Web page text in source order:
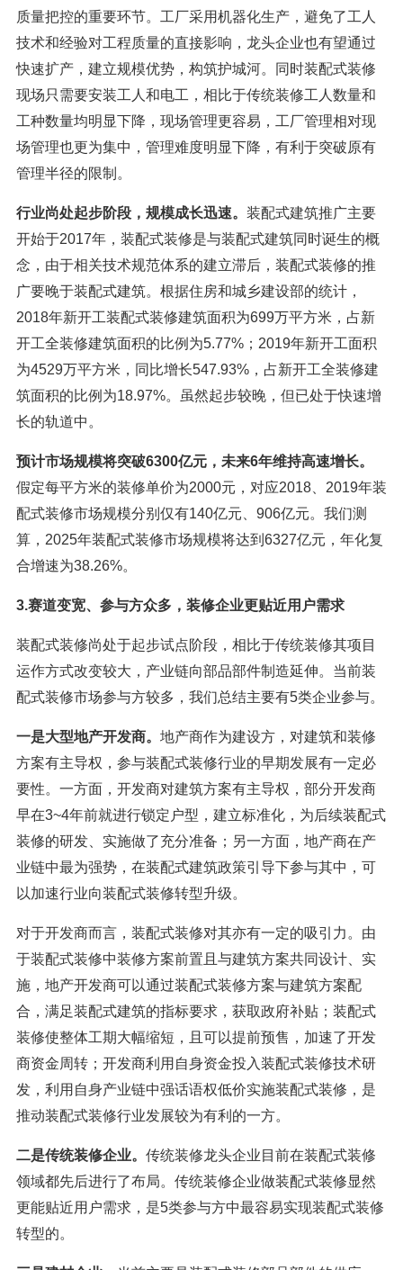
质量把控的重要环节。工厂采用机器化生产，避免了工人
技术和经验对工程质量的直接影响，龙头企业也有望通过
快速扩产，建立规模优势，构筑护城河。同时装配式装修
现场只需要安装工人和电工，相比于传统装修工人数量和
工种数量均明显下降，现场管理更容易，工厂管理相对现
场管理也更为集中，管理难度明显下降，有利于突破原有
管理半径的限制。
行业尚处起步阶段，规模成长迅速。 装配式建筑推广主要
开始于2017年，装配式装修是与装配式建筑同时诞生的概
念，由于相关技术规范体系的建立滞后，装配式装修的推
广要晚于装配式建筑。根据住房和城乡建设部的统计，
2018年新开工装配式装修建筑面积为699万平方米，占新
开工全装修建筑面积的比例为5.77%；2019年新开工面积
为4529万平方米，同比增长547.93%，占新开工全装修建
筑面积的比例为18.97%。虽然起步较晚，但已处于快速增
长的轨道中。
预计市场规模将突破6300亿元，未来6年维持高速增长。
假定每平方米的装修单价为2000元，对应2018、2019年装
配式装修市场规模分别仅有140亿元、906亿元。我们测
算，2025年装配式装修市场规模将达到6327亿元，年化复
合增速为38.26%。
3.赛道变宽、参与方众多，装修企业更贴近用户需求
装配式装修尚处于起步试点阶段，相比于传统装修其项目
运作方式改变较大，产业链向部品部件制造延伸。当前装
配式装修市场参与方较多，我们总结主要有5类企业参与。
一是大型地产开发商。 地产商作为建设方，对建筑和装修
方案有主导权，参与装配式装修行业的早期发展有一定必
要性。一方面，开发商对建筑方案有主导权，部分开发商
早在3~4年前就进行锁定户型，建立标准化，为后续装配式
装修的研发、实施做了充分准备；另一方面，地产商在产
业链中最为强势，在装配式建筑政策引导下参与其中，可
以加速行业向装配式装修转型升级。
对于开发商而言，装配式装修对其亦有一定的吸引力。由
于装配式装修中装修方案前置且与建筑方案共同设计、实
施，地产开发商可以通过装配式装修方案与建筑方案配
合，满足装配式建筑的指标要求，获取政府补贴；装配式
装修使整体工期大幅缩短，且可以提前预售，加速了开发
商资金周转；开发商利用自身资金投入装配式装修技术研
发，利用自身产业链中强话语权低价实施装配式装修，是
推动装配式装修行业发展较为有利的一方。
二是传统装修企业。 传统装修龙头企业目前在装配式装修
领域都先后进行了布局。传统装修企业做装配式装修显然
更能贴近用户需求，是5类参与方中最容易实现装配式装修
转型的。